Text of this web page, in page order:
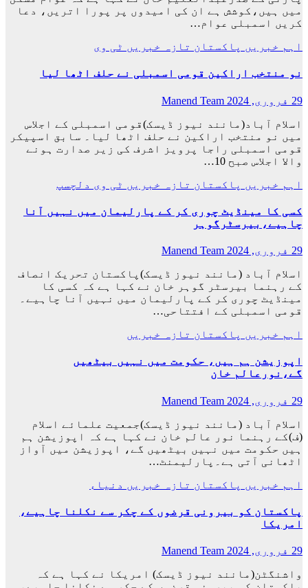
میں ہیں،کوشش ہے ان کی امیدوں پر پورا اتریں، دعا
کریں اسمبلی عوام…
اہم خبریں پاکستان تازہ خبریں ٹی وی
نو منتخب اراکین قومی اسمبلی نے حلف اٹھا لیا
29 فروری, 2024
Manend Team
اسلام آباد(مانند نیوز ڈیسک)قومی اسمبلی کے اجلاس
میں نو منتخب اراکین نے حلف اٹھا لیا۔ سابق اسپیکر
قومی اسمبلی راجا پرویز اشرف کی زیر صدارت ہونے
والا اجلاس صبح 10…
اہم خبریں پاکستان تازہ خبریں ٹی وی دلچسپ
کسی کا مینڈیٹ چوری کر کے پارلیمان میں نہیں آنا
چاہیے،بیرسٹرگوہر
29 فروری, 2024
Manend Team
اسلام آباد (مانند نیوز ڈیسک)پاکستان تحریک انصاف
کے رہنما بیرسٹر گوہر خان نے کہا ہے کہ کسی کا
مینڈیٹ چوری کر کے پارلیمان میں نہیں آنا چاہیے۔
قومی اسمبلی کے افتتاحی…
اہم خبریں پاکستان تازہ خبریں
اپوزیشن ہم ہیں، حکومت میں نہیں بیٹھیں
گے،نورعالم خان
29 فروری, 2024
Manend Team
اسلام آباد (مانند نیوز ڈیسک)جمعیت علمائے اسلام
(ف)کے رہنما نور عالم خان نے کہا ہے کہ اپوزیشن ہم
ہیں حکومت میں نہیں بیٹھیں گے، اپوزیشن میں آواز
اٹھانی آتی ہے۔پارلیمنٹ…
اہم خبریں پاکستان تازہ خبریں دنیاء
پاکستان کو بیرونی قرضوں کے چکر سے نکلنا چاہیے،
امریکا
29 فروری, 2024
Manend Team
واشنگٹن(مانند نیوز ڈیسک) امریکا نے کہا ہے کہ